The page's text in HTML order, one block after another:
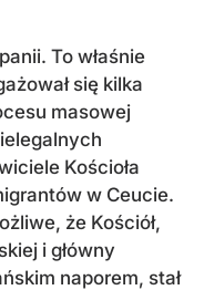
To właśnie
się kilka
masowej
Kościoła
w Ceucie.
że Kościół,
i główny
naporem, stał